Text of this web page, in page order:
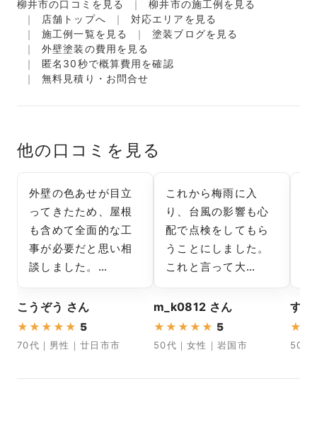
柳井市の口コミを見る
柳井市の施工例を見る
店舗トップへ
対応エリアを見る
施工例一覧を見る
塗装ブログを見る
外壁塗装の費用を見る
匿名30秒で概算費用を確認
無料見積り・お問合せ
他の口コミを見る
外壁の色あせが目立
ってきたため、屋根
も含めて全面的な工
事が必要だと思い相
談しました。…
こうぞう さん
★ ★ ★ ★ ★ 5
70代｜男性｜廿日市市
これから梅雨に入
り、台風の影響も心
配で点検をしてもら
うことにしました。
これと言って大…
m_k0812 さん
★ ★ ★ ★ ★ 5
50代｜女性｜岩国市
すず
★
50代